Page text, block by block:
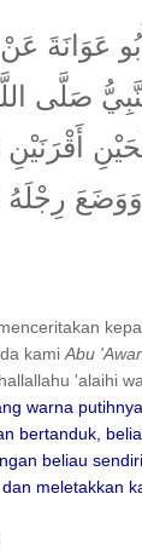
عَوَانَةَ
صَلَّى
أَقْرَنَيْنِ
kami Abu
'alaihi
warna
bertanduk,
beliau
meletakkan